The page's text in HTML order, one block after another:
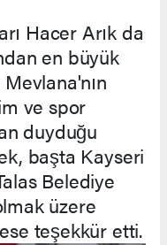
Hacer Arık da
en büyük
ve spor
duyduğu
başta Kayseri
Belediye
üzere
teşekkür etti.